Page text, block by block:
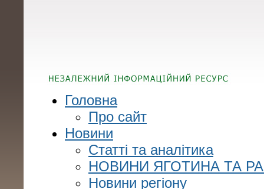
Головна
Про сайт
Новини
Статті та аналітика
НОВИНИ ЯГОТИНА ТА
Новини регіону